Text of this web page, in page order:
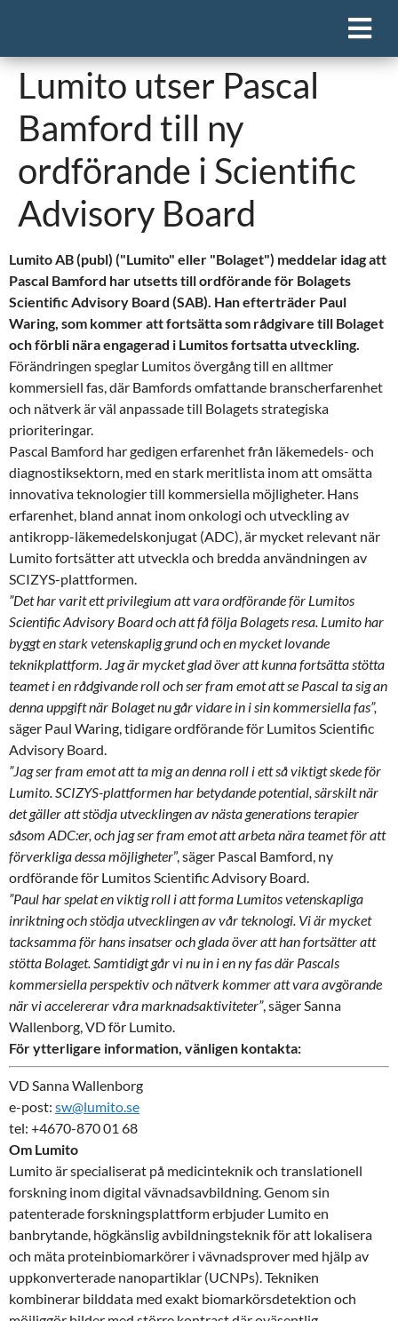
Lumito utser Pascal
Bamford till ny
ordförande i Scientific
Advisory Board
Lumito AB (publ) ("Lumito" eller "Bolaget") meddelar idag att
Pascal Bamford har utsetts till ordförande för Bolagets
Scientific Advisory Board (SAB). Han efterträder Paul
Waring, som kommer att fortsätta som rådgivare till Bolaget
och förbli nära engagerad i Lumitos fortsatta utveckling.
Förändringen speglar Lumitos övergång till en alltmer
kommersiell fas, där Bamfords omfattande branscherfarenhet
och nätverk är väl anpassade till Bolagets strategiska
prioriteringar.
Pascal Bamford har gedigen erfarenhet från läkemedels- och
diagnostiksektorn, med en stark meritlista inom att omsätta
innovativa teknologier till kommersiella möjligheter. Hans
erfarenhet, bland annat inom onkologi och utveckling av
antikropp-läkemedelskonjugat (ADC), är mycket relevant när
Lumito fortsätter att utveckla och bredda användningen av
SCIZYS-plattformen.
”Det har varit ett privilegium att vara ordförande för Lumitos
Scientific Advisory Board och att få följa Bolagets resa. Lumito har
byggt en stark vetenskaplig grund och en mycket lovande
teknikplattform. Jag är mycket glad över att kunna fortsätta stötta
teamet i en rådgivande roll och ser fram emot att se Pascal ta sig an
denna uppgift när Bolaget nu går vidare in i sin kommersiella fas”,
säger Paul Waring, tidigare ordförande för Lumitos Scientific
Advisory Board.
”Jag ser fram emot att ta mig an denna roll i ett så viktigt skede för
Lumito. SCIZYS-plattformen har betydande potential, särskilt när
det gäller att stödja utvecklingen av nästa generations terapier
såsom ADC:er, och jag ser fram emot att arbeta nära teamet för att
förverkliga dessa möjligheter”, säger Pascal Bamford, ny
ordförande för Lumitos Scientific Advisory Board.
”Paul har spelat en viktig roll i att forma Lumitos vetenskapliga
inriktning och stödja utvecklingen av vår teknologi. Vi är mycket
tacksamma för hans insatser och glada över att han fortsätter att
stötta Bolaget. Samtidigt går vi nu in i en ny fas där Pascals
kommersiella perspektiv och nätverk kommer att vara avgörande
när vi accelererar våra marknadsaktiviteter”, säger Sanna
Wallenborg, VD för Lumito.
För ytterligare information, vänligen kontakta:
VD Sanna Wallenborg
e-post: sw@lumito.se
tel: +4670-870 01 68
Om Lumito
Lumito är specialiserat på medicinteknik och translationell
forskning inom digital vävnadsavbildning. Genom sin
patenterade forskningsplattform erbjuder Lumito en
banbrytande, högkänslig avbildningsteknik för att lokalisera
och mäta proteinbiomarkörer i vävnadsprover med hjälp av
uppkonverterade nanopartiklar (UCNPs). Tekniken
kombinerar bilddata med exakt biomarkörsdetektion och